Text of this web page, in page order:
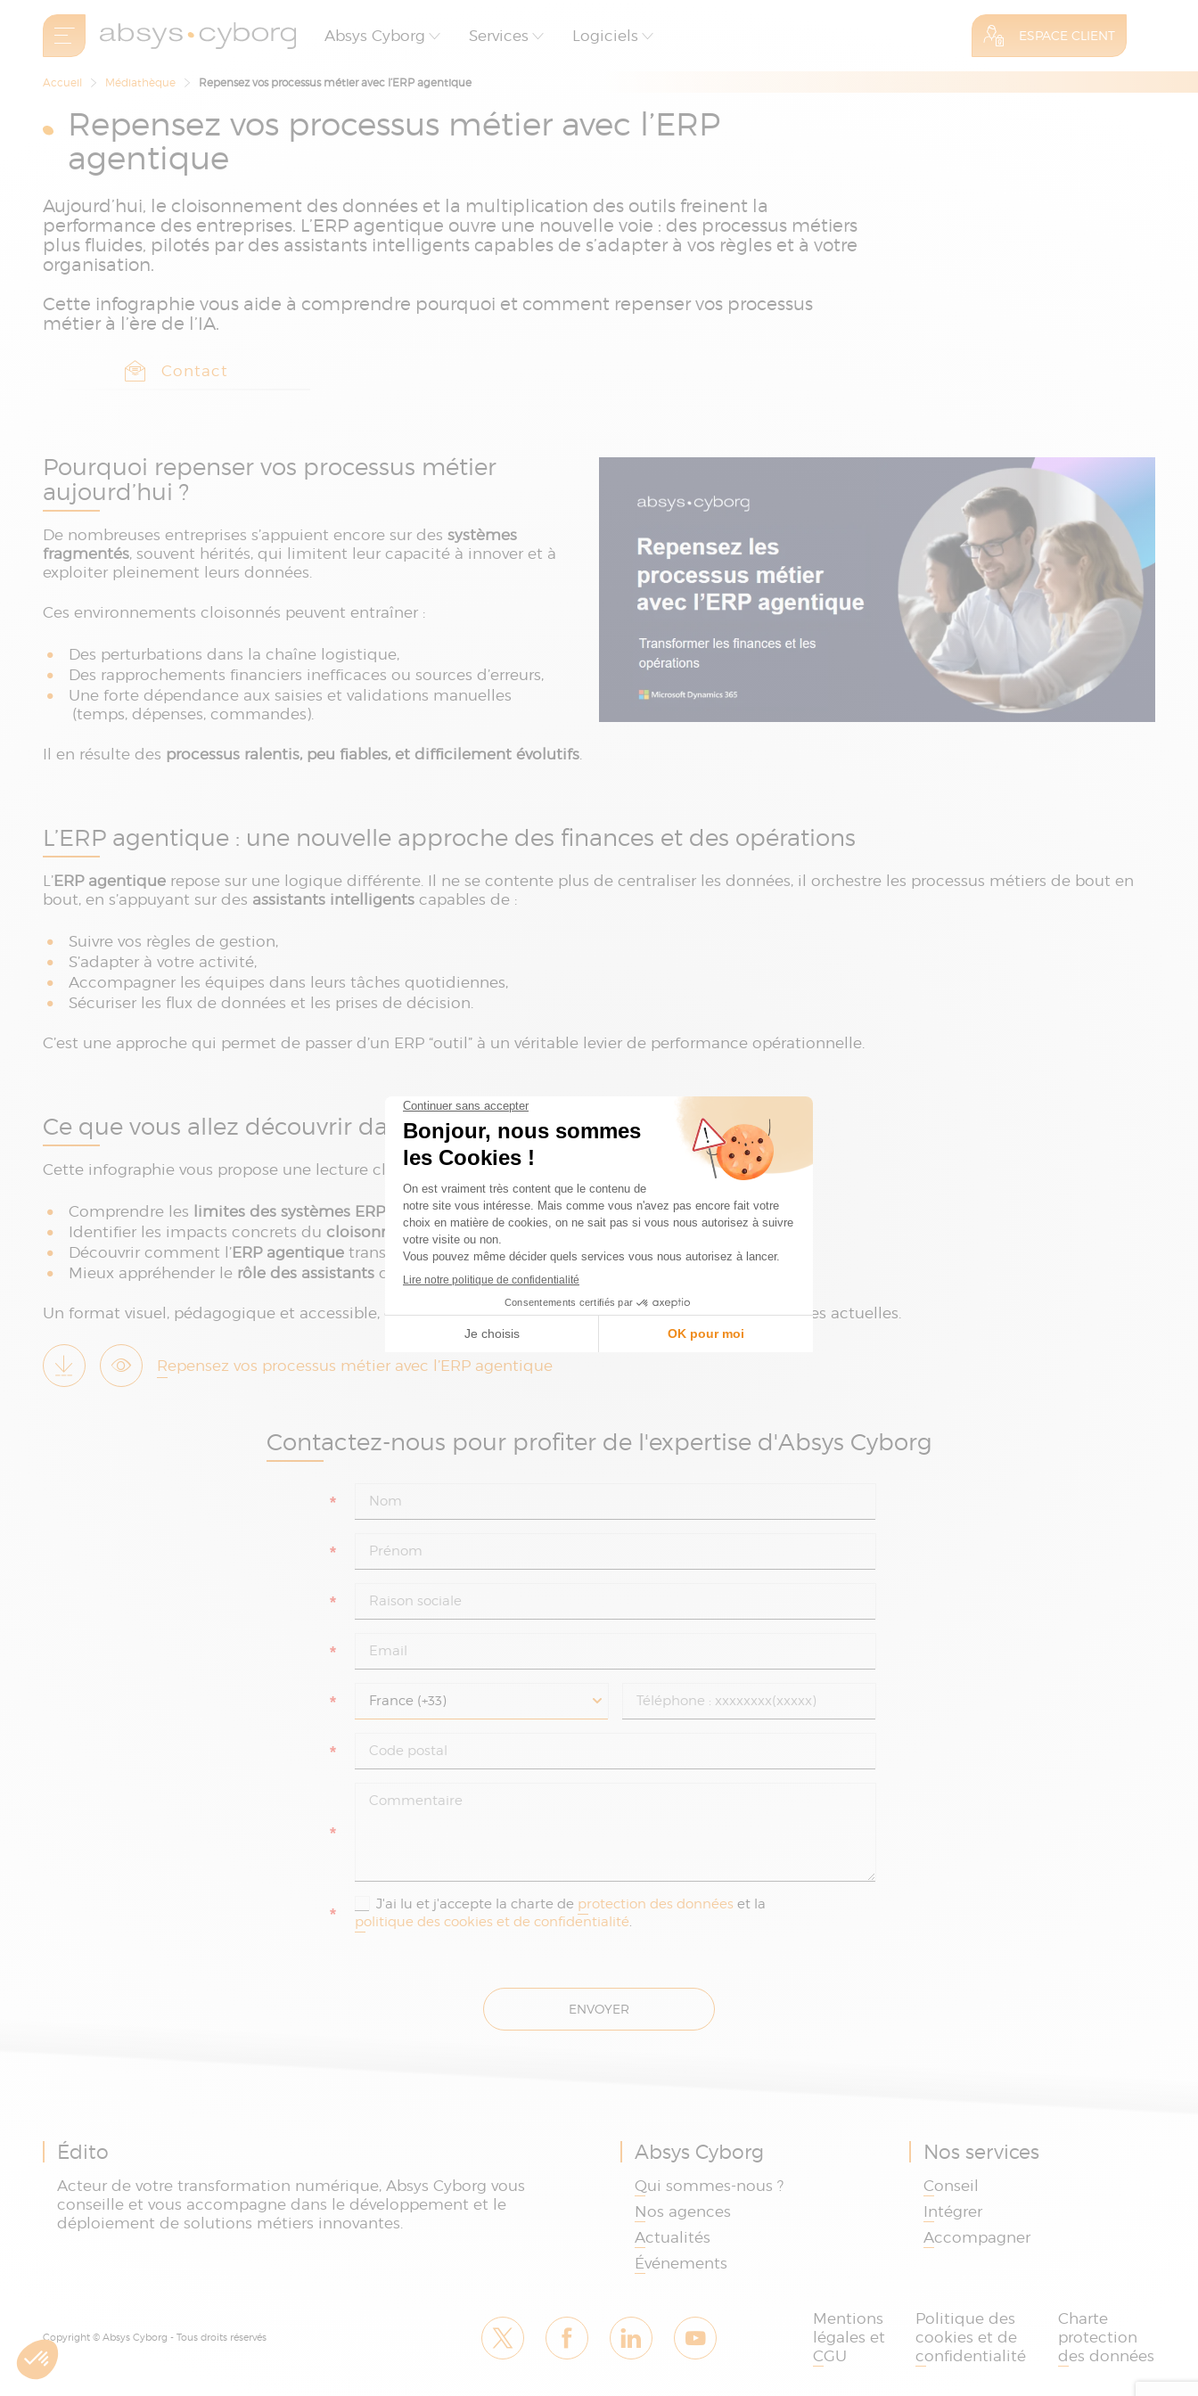
Absys Cyborg Services Logiciels ESPACE CLIENT
Accueil Médiathèque Repensez vos processus métier avec l’ERP agentique
Repensez vos processus métier avec l’ERP
agentique
Aujourd’hui, le cloisonnement des données et la multiplication des outils freinent la
performance des entreprises. L’ERP agentique ouvre une nouvelle voie : des processus métiers
plus fluides, pilotés par des assistants intelligents capables de s’adapter à vos règles et à votre
organisation.
Cette infographie vous aide à comprendre pourquoi et comment repenser vos processus
métier à l’ère de l’IA.
Contact
Pourquoi repenser vos processus métier
aujourd’hui ?
De nombreuses entreprises s’appuient encore sur des systèmes
fragmentés, souvent hérités, qui limitent leur capacité à innover et à
exploiter pleinement leurs données.
Ces environnements cloisonnés peuvent entraîner :
Des perturbations dans la chaîne logistique,
Des rapprochements financiers inefficaces ou sources d’erreurs,
Une forte dépendance aux saisies et validations manuelles
(temps, dépenses, commandes).
Il en résulte des processus ralentis, peu fiables, et difficilement évolutifs.
L’ERP agentique : une nouvelle approche des finances et des opérations
L’ERP agentique repose sur une logique différente. Il ne se contente plus de centraliser les données, il orchestre les processus métiers de bout en
bout, en s’appuyant sur des assistants intelligents capables de :
Suivre vos règles de gestion,
S’adapter à votre activité,
Accompagner les équipes dans leurs tâches quotidiennes,
Sécuriser les flux de données et les prises de décision.
C’est une approche qui permet de passer d’un ERP “outil” à un véritable levier de performance opérationnelle.
Ce que vous allez découvrir dans l’infographie
Cette infographie vous propose une lecture claire et synthétique pour :
Comprendre les limites des systèmes ERP traditionnels,
Identifier les impacts concrets du cloisonnement des données,
Découvrir comment l’ERP agentique transforme les fonctions clés de l’entreprise,
Mieux appréhender le rôle des assistants de processus et de l’IA au service de votre ERP
Un format visuel, pédagogique et accessible, conçu pour vous aider à prendre du recul sur vos pratiques actuelles.
Repensez vos processus métier avec l’ERP agentique
Contactez-nous pour profiter de l'expertise d'Absys Cyborg
*
*
*
*
*
*
*
*
J'ai lu et j'accepte la charte de protection des données et la
politique des cookies et de confidentialité.
ENVOYER
Édito
Acteur de votre transformation numérique, Absys Cyborg vous
conseille et vous accompagne dans le développement et le
déploiement de solutions métiers innovantes.
Absys Cyborg
Qui sommes-nous ?
Nos agences
Actualités
Événements
Nos services
Conseil
Intégrer
Accompagner
Copyright © Absys Cyborg - Tous droits réservés
Mentions
légales et
CGU
Politique des
cookies et de
confidentialité
Charte
protection
des données
DÉMARRER UNE CONVERSATION